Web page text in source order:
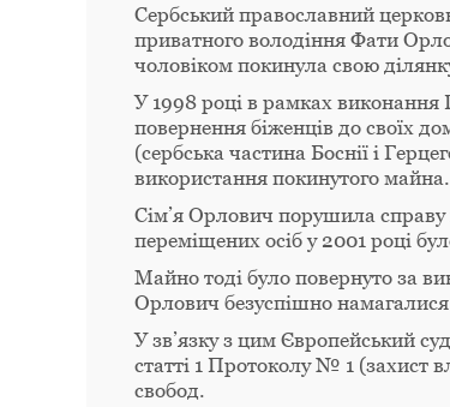
Сербський православний
приватного володіння Фати
чоловіком покинула свою
У 1998 році в рамках виконання
повернення біженців до своїх
(сербська частина Боснії і
використання покинутого майна.
Сім’я Орлович порушила справу
переміщених осіб у 2001 році
Майно тоді було повернуто за
Орлович безуспішно
У зв’язку з цим Європейський
статті 1 Протоколу № 1 (захист
свобод.